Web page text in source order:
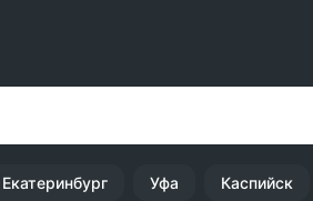
Екатеринбург Уфа Каспийск